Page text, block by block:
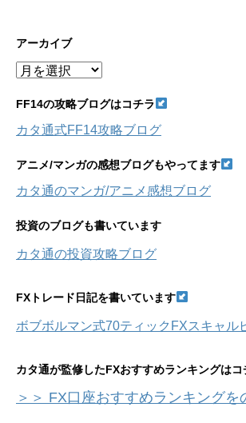
アーカイブ
ア
カ
ブ
FF14の攻略ブログはコチラ
カタ通式FF14攻略ブログ
アニメ/マンガの感想ブログもやってます
カタ通のマンガ/アニメ感想ブログ
投資のブログも書いています
カタ通の投資攻略ブログ
FXトレード日記を書いています
ボブボルマン式70ティックFXスキャル
カタ通が監修したFXおすすめランキングはコ
＞＞ FX口座おすすめランキングを